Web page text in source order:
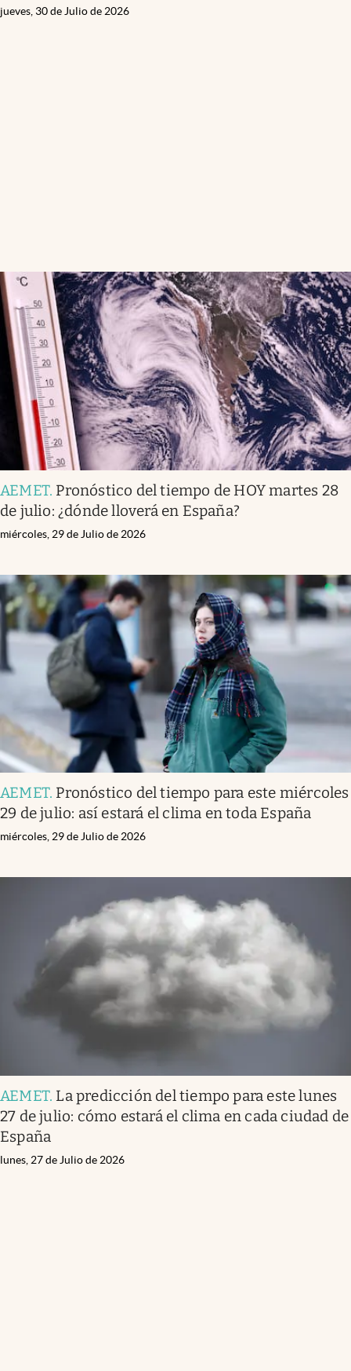
jueves, 30 de Julio de 2026
AEMET. Pronóstico del tiempo de HOY martes 28
de julio: ¿dónde lloverá en España?
miércoles, 29 de Julio de 2026
AEMET. Pronóstico del tiempo para este miércoles
29 de julio: así estará el clima en toda España
miércoles, 29 de Julio de 2026
AEMET. La predicción del tiempo para este lunes
27 de julio: cómo estará el clima en cada ciudad de
España
lunes, 27 de Julio de 2026